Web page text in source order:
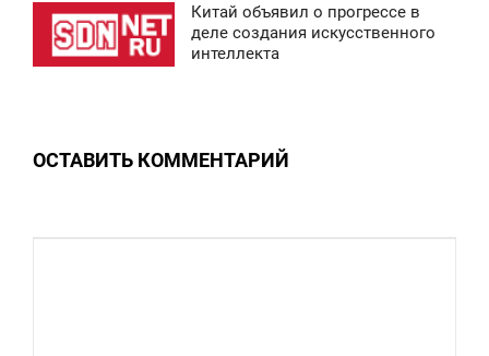
Китай объявил о прогрессе в
деле создания искусственного
интеллекта
ОСТАВИТЬ КОММЕНТАРИЙ